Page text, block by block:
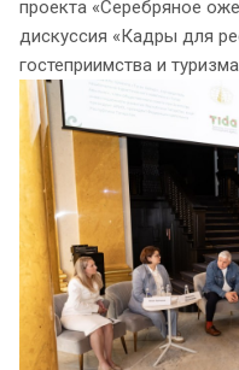
проекта «Серебряное
дискуссия «Кадры для
гостеприимства и